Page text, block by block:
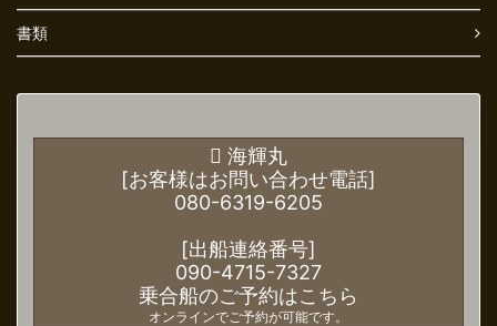
書類
海輝丸
[お客様はお問い合わせ電話]
080-6319-6205
[出船連絡番号]
090-4715-7327
乗合船のご予約はこちら
オンラインでご予約が可能です。